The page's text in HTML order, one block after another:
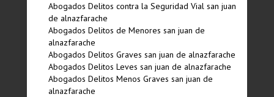
Abogados Delitos contra la Seguridad Vial san juan
de alnazfarache
Abogados Delitos de Menores san juan de
alnazfarache
Abogados Delitos Graves san juan de alnazfarache
Abogados Delitos Leves san juan de alnazfarache
Abogados Delitos Menos Graves san juan de
alnazfarache